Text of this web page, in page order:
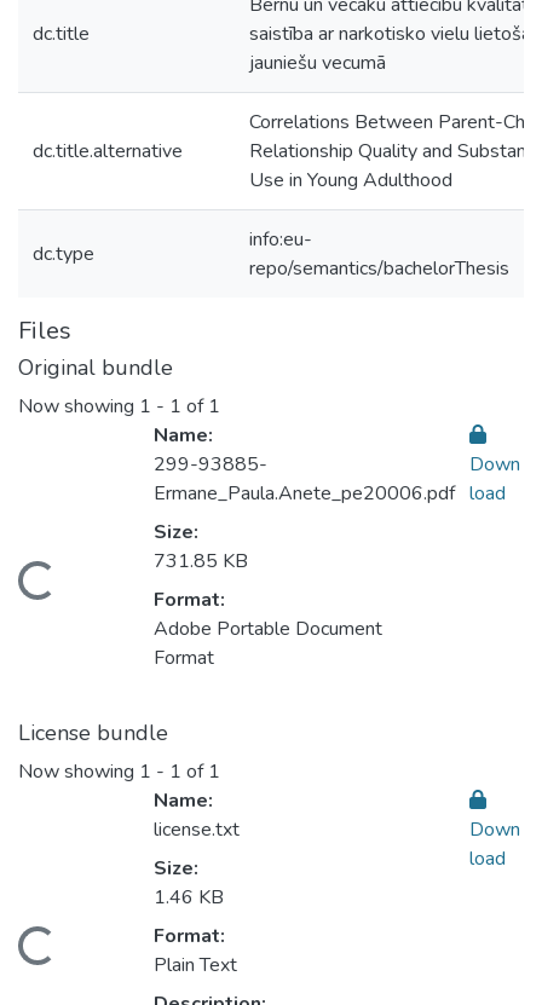
dc.title
saistība ar narkotisko vielu
jauniešu vecumā
dc.title.alternative
Correlations Between Parent-
Relationship Quality and
Use in Young Adulthood
dc.type
info:eu-
repo/semantics/bachelorThesis
Files
Original bundle
Now showing 1 - 1 of 1
Name:
299-93885-
Ermane_Paula.Anete_pe20006.pdf
Size:
731.85 KB
Format:
Adobe Portable Document
Format
Down
load
License bundle
Now showing 1 - 1 of 1
Name:
license.txt
Size:
1.46 KB
Format:
Plain Text
Down
load